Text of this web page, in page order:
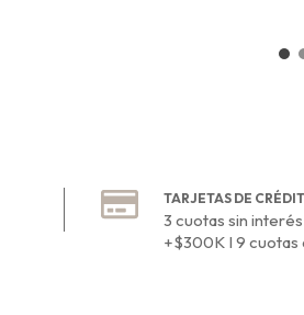
TARJETAS DE
3 cuotas sin
+$300K I 9